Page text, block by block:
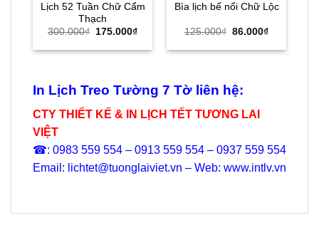
Lịch 52 Tuần Chữ Cẩm
Thạch
300.000₫
Giá
là:
175.000₫Giá
tại
Bìa lịch bế nổi Chữ Lộc
125.000₫ Giá
là:
86.000₫Giá
tại
In Lịch Treo Tường 7 Tờ liên hệ:
CTY THIẾT KẾ & IN LỊCH TẾT TƯƠNG LAI
VIỆT
☎: 0983 559 554 – 0913 559 554 – 0937 559 554
Email: lichtet@tuonglaiviet.vn – Web: www.intlv.vn